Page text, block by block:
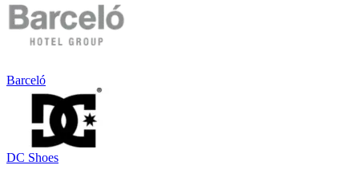
Barceló
DC Shoes